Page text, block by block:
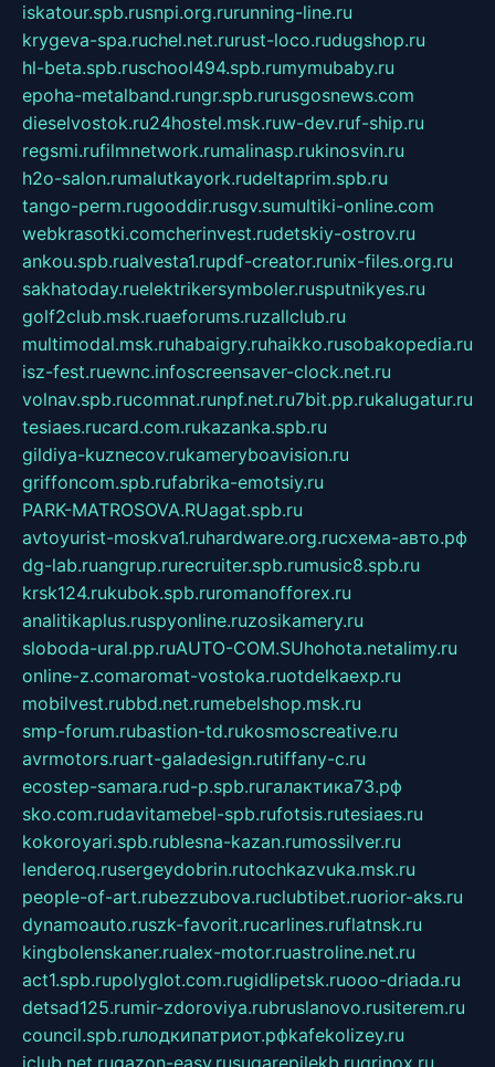
iskatour.spb.rusnpi.org.rurunning-line.ru
krygeva-spa.ruchel.net.rurust-loco.rudugshop.ru
hl-beta.spb.ruschool494.spb.rumymubaby.ru
epoha-metalband.rungr.spb.rurusgosnews.com
dieselvostok.ru24hostel.msk.ruw-dev.ruf-ship.ru
regsmi.rufilmnetwork.rumalinasp.rukinosvin.ru
h2o-salon.rumalutkayork.rudeltaprim.spb.ru
tango-perm.rugooddir.rusgv.sumultiki-online.com
webkrasotki.comcherinvest.rudetskiy-ostrov.ru
ankou.spb.rualvesta1.rupdf-creator.runix-files.org.ru
sakhatoday.ruelektrikersymboler.rusputnikyes.ru
golf2club.msk.ruaeforums.ruzallclub.ru
multimodal.msk.ruhabaigry.ruhaikko.rusobakopedia.ru
isz-fest.ruewnc.infoscreensaver-clock.net.ru
volnav.spb.rucomnat.runpf.net.ru7bit.pp.rukalugatur.ru
tesiaes.rucard.com.rukazanka.spb.ru
gildiya-kuznecov.rukameryboavision.ru
griffoncom.spb.rufabrika-emotsiy.ru
PARK-MATROSOVA.RUagat.spb.ru
avtoyurist-moskva1.ruhardware.org.ruсхема-авто.рф
dg-lab.ruangrup.rurecruiter.spb.rumusic8.spb.ru
krsk124.rukubok.spb.ruromanofforex.ru
analitikaplus.ruspyonline.ruzosikamery.ru
sloboda-ural.pp.ruAUTO-COM.SUhohota.netalimy.ru
online-z.comaromat-vostoka.ruotdelkaexp.ru
mobilvest.rubbd.net.rumebelshop.msk.ru
smp-forum.rubastion-td.rukosmoscreative.ru
avrmotors.ruart-galadesign.rutiffany-c.ru
ecostep-samara.rud-p.spb.ruгалактика73.рф
sko.com.rudavitamebel-spb.rufotsis.rutesiaes.ru
kokoroyari.spb.rublesna-kazan.rumossilver.ru
lenderoq.rusergeydobrin.rutochkazvuka.msk.ru
people-of-art.rubezzubova.ruclubtibet.ruorior-aks.ru
dynamoauto.ruszk-favorit.rucarlines.ruflatnsk.ru
kingbolenskaner.rualex-motor.ruastroline.net.ru
act1.spb.rupolyglot.com.rugidlipetsk.ruooo-driada.ru
detsad125.rumir-zdoroviya.rubruslanovo.rusiterem.ru
council.spb.ruлодкипатриот.рфkafekolizey.ru
iclub.net.rugazon-easy.rusugarepilekb.rugrinox.ru